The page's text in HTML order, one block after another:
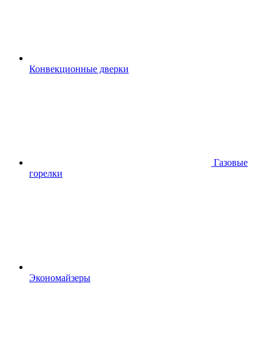
Конвекционные дверки
Газовые
горелки
Экономайзеры